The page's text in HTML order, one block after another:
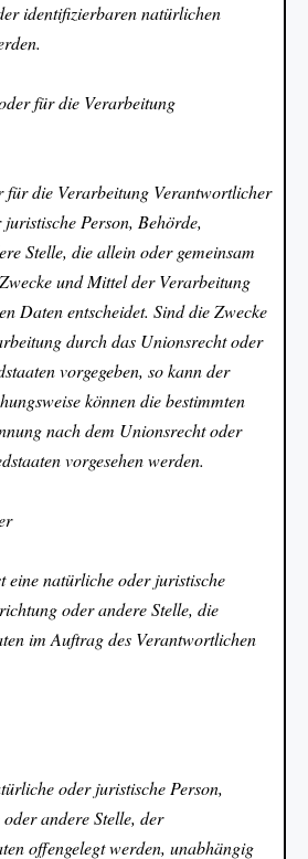
identifizierbaren natürlichen
für die Verarbeitung
für die Verarbeitung Verantwortlicher
Person, Behörde,
Stelle, die allein oder gemeinsam
und Mittel der Verarbeitung
Daten entscheidet. Sind die Zwecke
durch das Unionsrecht oder
vorgegeben, so kann der
können die bestimmten
nach dem Unionsrecht oder
vorgesehen werden.
eine natürliche oder juristische
oder andere Stelle, die
im Auftrag des Verantwortlichen
oder juristische Person,
andere Stelle, der
offengelegt werden, unabhängig